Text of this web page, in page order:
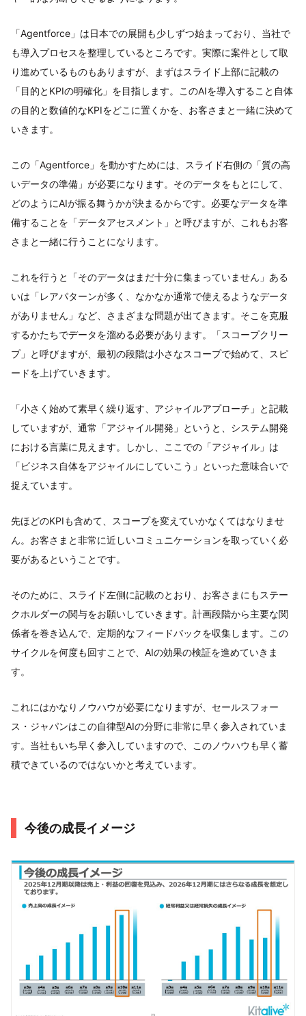
「Agentforce」は日本での展開も少しずつ始まっており、当社で
も導入プロセスを整理しているところです。実際に案件として取
り進めているものもありますが、まずはスライド上部に記載の
「目的とKPIの明確化」を目指します。このAIを導入すること自体
の目的と数値的なKPIをどこに置くかを、お客さまと一緒に決めて
いきます。
この「Agentforce」を動かすためには、スライド右側の「質の高
いデータの準備」が必要になります。そのデータをもとにして、
どのようにAIが振る舞うかが決まるからです。必要なデータを準
備することを「データアセスメント」と呼びますが、これもお客
さまと一緒に行うことになります。
これを行うと「そのデータはまだ十分に集まっていません」ある
いは「レアパターンが多く、なかなか通常で使えるようなデータ
がありません」など、さまざまな問題が出てきます。そこを克服
するかたちでデータを溜める必要があります。「スコープクリー
プ」と呼びますが、最初の段階は小さなスコープで始めて、スピ
ードを上げていきます。
「小さく始めて素早く繰り返す、アジャイルアプローチ」と記載
していますが、通常「アジャイル開発」というと、システム開発
における言葉に見えます。しかし、ここでの「アジャイル」は
「ビジネス自体をアジャイルにしていこう」といった意味合いで
捉えています。
先ほどのKPIも含めて、スコープを変えていかなくてはなりませ
ん。お客さまと非常に近しいコミュニケーションを取っていく必
要があるということです。
そのために、スライド左側に記載のとおり、お客さまにもステー
クホルダーの関与をお願いしていきます。計画段階から主要な関
係者を巻き込んで、定期的なフィードバックを収集します。この
サイクルを何度も回すことで、AIの効果の検証を進めていきま
す。
これにはかなりノウハウが必要になりますが、セールスフォー
ス・ジャパンはこの自律型AIの分野に非常に早く参入されていま
す。当社もいち早く参入していますので、このノウハウも早く蓄
積できているのではないかと考えています。
今後の成長イメージ